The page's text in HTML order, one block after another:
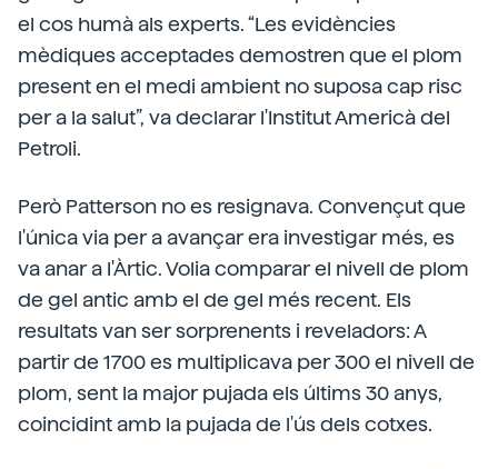
el cos humà als experts. “Les evidències
mèdiques acceptades demostren que el plom
present en el medi ambient no suposa cap risc
per a la salut”, va declarar l'Institut Americà del
Petroli.
Però Patterson no es resignava. Convençut que
l'única via per a avançar era investigar més, es
va anar a l'Àrtic. Volia comparar el nivell de plom
de gel antic amb el de gel més recent. Els
resultats van ser sorprenents i reveladors: A
partir de 1700 es multiplicava per 300 el nivell de
plom, sent la major pujada els últims 30 anys,
coincidint amb la pujada de l'ús dels cotxes.